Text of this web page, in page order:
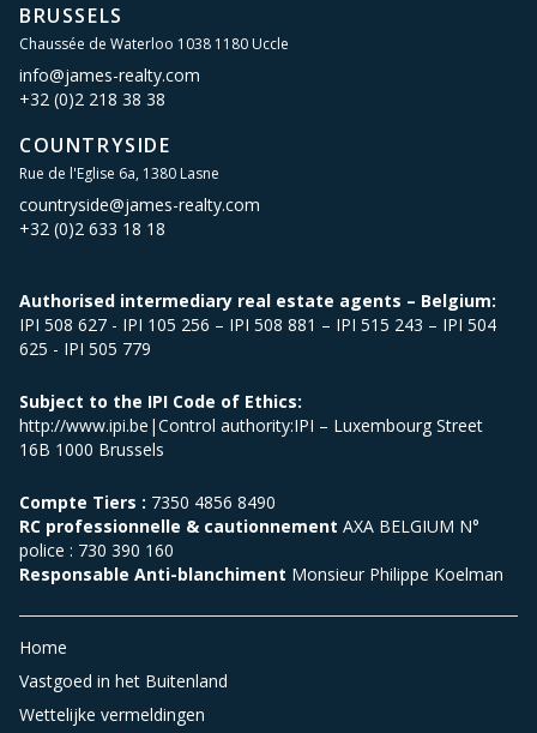
BRUSSELS
Chaussée de Waterloo 1038 1180 Uccle
info@james-realty.com
+32 (0)2 218 38 38
COUNTRYSIDE
Rue de l'Eglise 6a, 1380 Lasne
countryside@james-realty.com
+32 (0)2 633 18 18
Authorised intermediary real estate agents – Belgium:
IPI 508 627 - IPI 105 256 – IPI 508 881 – IPI 515 243 – IPI 504
625 - IPI 505 779
Subject to the IPI Code of Ethics:
http://www.ipi.be|Control authority:IPI – Luxembourg Street
16B 1000 Brussels
Compte Tiers : 7350 4856 8490
RC professionnelle & cautionnement AXA BELGIUM N°
police : 730 390 160
Responsable Anti-blanchiment Monsieur Philippe Koelman
Home
Vastgoed in het Buitenland
Wettelijke vermeldingen